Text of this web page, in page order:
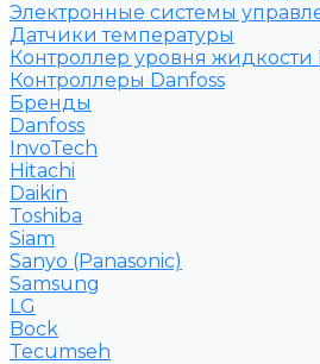
Электронные системы
Датчики температуры
Контроллер уровня жидкости
Контроллеры Danfoss
Бренды
Danfoss
InvoTech
Hitachi
Daikin
Toshiba
Siam
Sanyo (Panasonic)
Samsung
LG
Bock
Tecumseh